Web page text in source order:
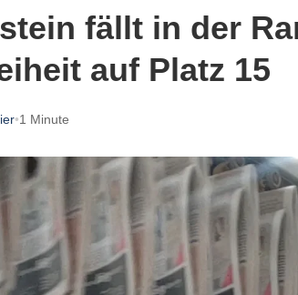
fällt in der
auf Platz 15
•1 Minute